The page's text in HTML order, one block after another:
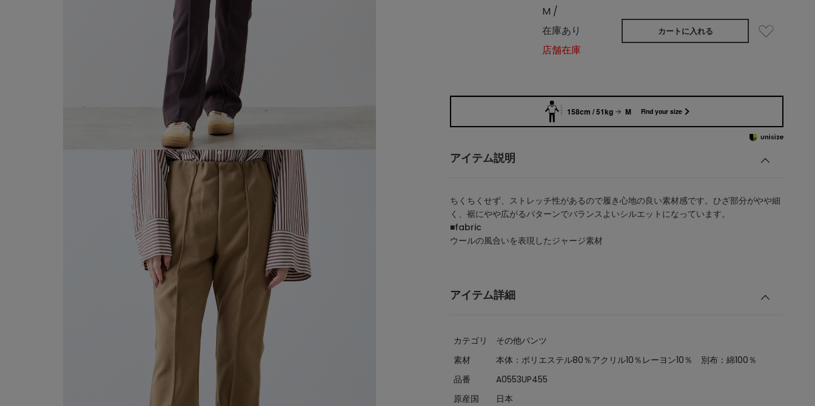
M /
在庫あり
店舗在庫
カートに入れる
158cm / 51kg M Find your size
アイテム説明
ちくちくせず、ストレッチ性があるので履き心地の良い素材感です。ひざ部分がやや細
く、裾にやや広がるパターンでバランスよいシルエットになっています。
■fabric
ウールの風合いを表現したジャージ素材
アイテム詳細
カテゴリ
その他パンツ
素材
本体：ポリエステル80％アクリル10％レーヨン10％ 別布：綿100％
品番
A0553UP455
原産国
日本